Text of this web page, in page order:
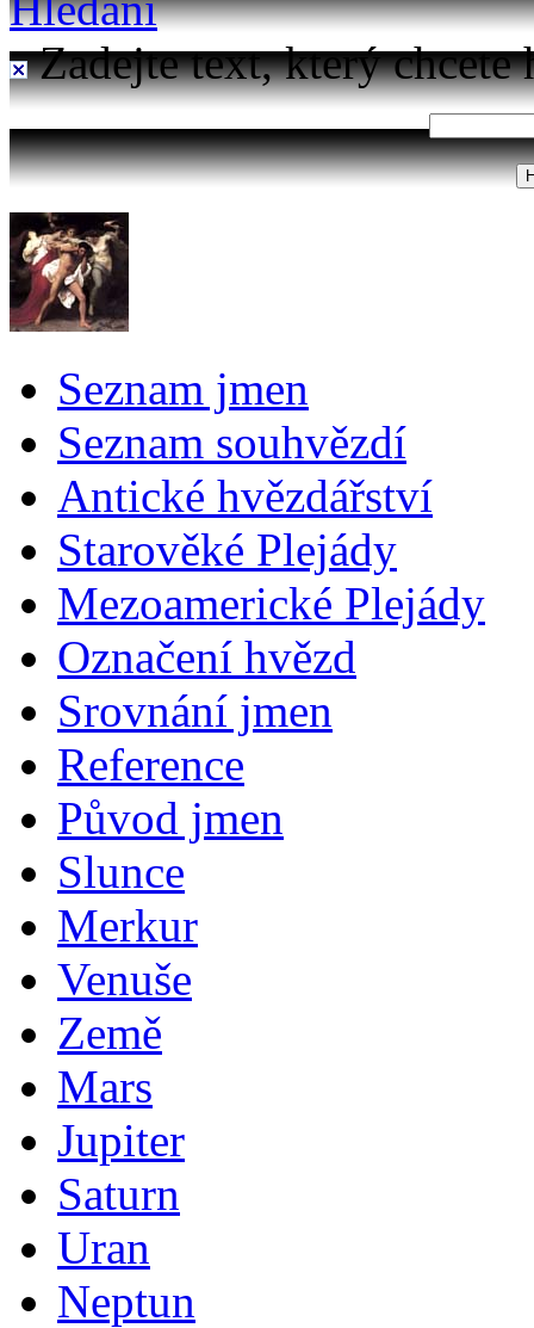
Zadejte text, který chcete
Seznam jmen
Seznam souhvězdí
Antické hvězdářství
Starověké Plejády
Mezoamerické Plejády
Označení hvězd
Srovnání jmen
Reference
Původ jmen
Slunce
Merkur
Venuše
Země
Mars
Jupiter
Saturn
Uran
Neptun